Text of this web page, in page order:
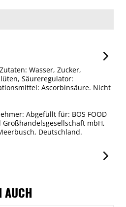
Wasser, Zucker,
Säureregulator:
Ascorbinsäure. Nicht
Abgefüllt für: BOS FOOD
mbH,
Deutschland.
AUCH